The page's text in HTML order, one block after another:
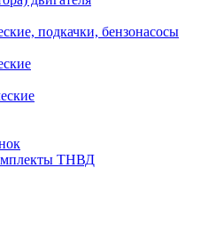
подкачки, бензонасосы
ТНВД